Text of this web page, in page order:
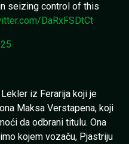
seizing control of this
DaRxFSDtCt
iz Ferarija koji je
Maksa Verstapena, koji
da odbrani titulu. Ona
kojem vozaču, Pjastriju